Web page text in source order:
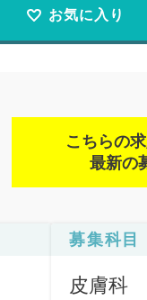
お気に入り
こちらの
最新の
募集科目
皮膚科